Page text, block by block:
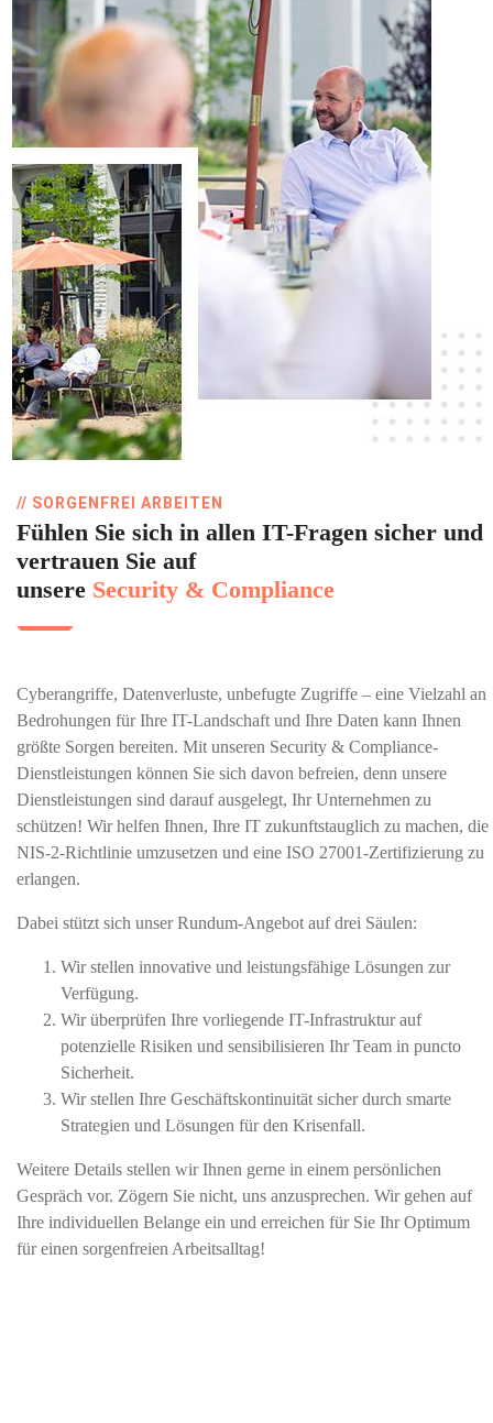
// SORGENFREI ARBEITEN
Fühlen Sie sich in allen IT-Fragen sicher und
vertrauen Sie auf
unsere Security & Compliance
Cyberangriffe, Datenverluste, unbefugte Zugriffe – eine Vielzahl an
Bedrohungen für Ihre IT-Landschaft und Ihre Daten kann Ihnen
größte Sorgen bereiten. Mit unseren Security & Compliance-
Dienstleistungen können Sie sich davon befreien, denn unsere
Dienstleistungen sind darauf ausgelegt, Ihr Unternehmen zu
schützen! Wir helfen Ihnen, Ihre IT zukunftstauglich zu machen, die
NIS-2-Richtlinie umzusetzen und eine ISO 27001-Zertifizierung zu
erlangen.
Dabei stützt sich unser Rundum-Angebot auf drei Säulen:
Wir stellen innovative und leistungsfähige Lösungen zur
Verfügung.
Wir überprüfen Ihre vorliegende IT-Infrastruktur auf
potenzielle Risiken und sensibilisieren Ihr Team in puncto
Sicherheit.
Wir stellen Ihre Geschäftskontinuität sicher durch smarte
Strategien und Lösungen für den Krisenfall.
Weitere Details stellen wir Ihnen gerne in einem persönlichen
Gespräch vor. Zögern Sie nicht, uns anzusprechen. Wir gehen auf
Ihre individuellen Belange ein und erreichen für Sie Ihr Optimum
für einen sorgenfreien Arbeitsalltag!